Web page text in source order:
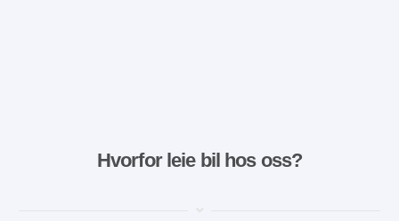
Hvorfor leie bil hos oss?